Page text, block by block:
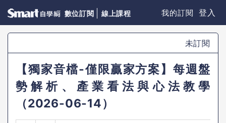
數位訂閱 線上課程 我的訂閱 登入
未訂閱
【獨家音檔-僅限贏家方案】每週盤
勢解析、產業看法與心法教學
（2026-06-14）